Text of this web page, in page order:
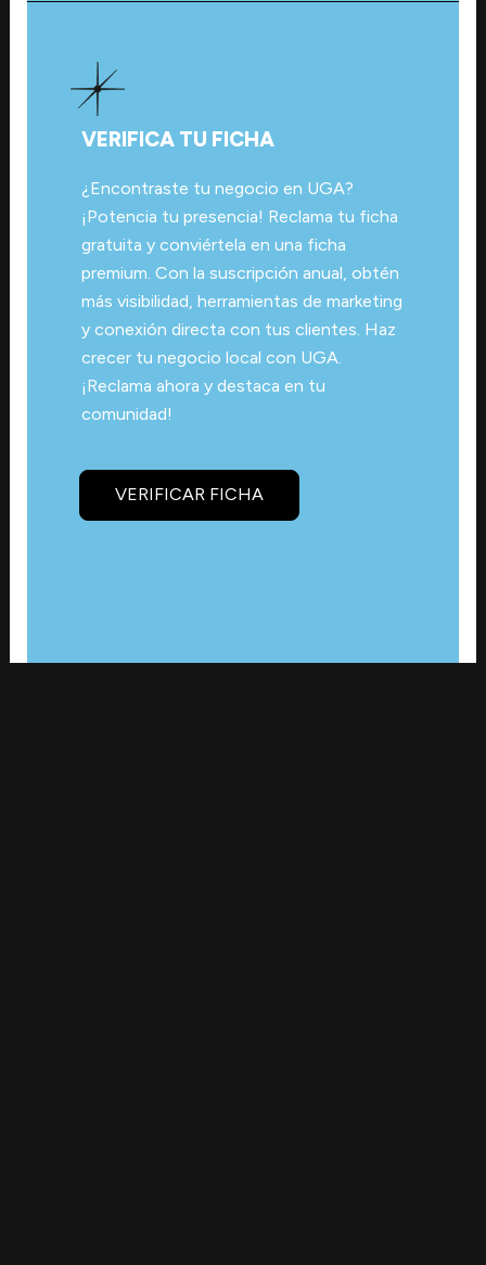
VERIFICA TU FICHA
¿Encontraste tu negocio en UGA?
¡Potencia tu presencia! Reclama tu ficha
gratuita y conviértela en una ficha
premium. Con la suscripción anual, obtén
más visibilidad, herramientas de marketing
y conexión directa con tus clientes. Haz
crecer tu negocio local con UGA.
¡Reclama ahora y destaca en tu
comunidad!
VERIFICAR FICHA